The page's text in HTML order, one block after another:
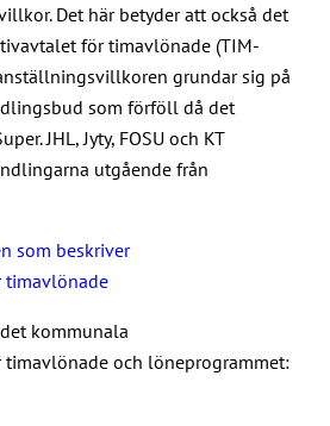
Det här betyder att också det
för timavlönade (TIM-
grundar sig på
som förföll då det
JHL, Jyty, FOSU och KT
utgående från
som beskriver
kommunala
och löneprogrammet: